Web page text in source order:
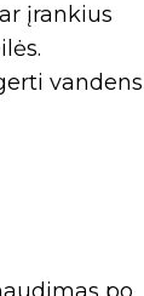
įrankius
vandens